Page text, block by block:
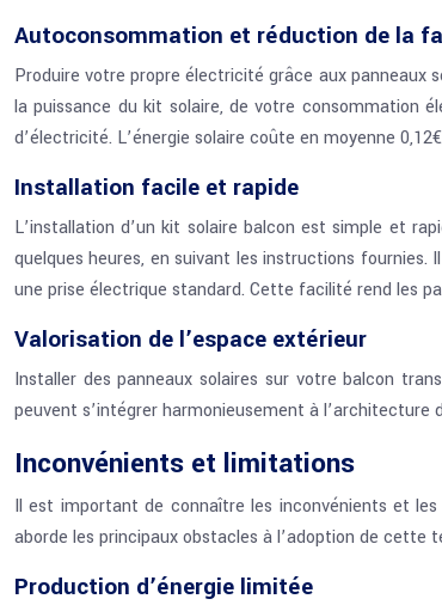
Autoconsommation et réduction de la
Produire votre propre électricité grâce aux panneaux
la puissance du kit solaire, de votre consommation
d’électricité. L’énergie solaire coûte en moyenne
Installation facile et rapide
L’installation d’un kit solaire balcon est simple et
quelques heures, en suivant les instructions
une prise électrique standard. Cette facilité rend les
Valorisation de l’espace extérieur
Installer des panneaux solaires sur votre balcon
peuvent s’intégrer harmonieusement à l’architecture
Inconvénients et limitations
Il est important de connaître les inconvénients et
aborde les principaux obstacles à l’adoption de cette
Production d’énergie limitée